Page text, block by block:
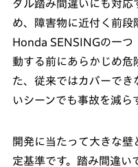
ダル踏み間違いにも対応
め、障害物に近付く前段
Honda SENSINGの一つ
動する前にあらかじめ危
た、従来ではカバーでき
いシーンでも事故を減ら
開発に当たって大きな壁
定基準です。踏み間違い